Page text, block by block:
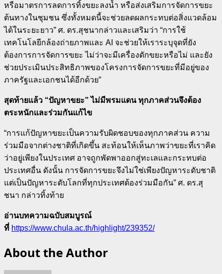
หรือมาตรการลดการทิ้งขยะลงน้ำ หรือส่งเสริมการจัดการขยะ
ต้นทางในชุมชน ซึ่งทั้งหมดนี้จะช่วยลดผลกระทบต่อสิ่งแวดล้อม
ได้ในระยะยาว” ศ. ดร.สุชนากล่าวและเสริมว่า “การใช้
เทคโนโลยีกล้องถ่ายภาพและ AI จะช่วยให้เราระบุจุดที่ยัง
ต้องการการจัดการขยะ ไม่ว่าจะมีเครื่องดักขยะหรือไม่ และยัง
ช่วยประเมินประสิทธิภาพของโครงการจัดการขยะที่มีอยู่ของ
ภาครัฐและเอกชนได้อีกด้วย”
สุดท้ายแล้ว “ปัญหาขยะ” ไม่มีพรมแดน ทุกภาคส่วนจึงต้อง
ตระหนักและร่วมกันแก้ไข
“การแก้ปัญหาขยะเป็นความรับผิดชอบของทุกภาคส่วน ความ
ร่วมมือจากต่างชาติที่เกิดขึ้น สะท้อนให้เห็นภาพว่าขยะที่เราคิด
ว่าอยู่เพียงในประเทศ อาจถูกพัดพาออกสู่ทะเลและกระทบต่อ
ประเทศอื่น ดังนั้น การจัดการขยะจึงไม่ใช่เพียงปัญหาระดับชาติ
แต่เป็นปัญหาระดับโลกที่ทุกประเทศต้องร่วมมือกัน” ศ. ดร.สุ
ชนา กล่าวทิ้งท้าย
อ่านบทความฉบับสมบูรณ์
ที่ https://www.chula.ac.th/highlight/239352/
About the Author